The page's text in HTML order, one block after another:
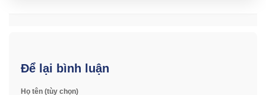
Để lại bình luận
Họ tên (tùy chọn)